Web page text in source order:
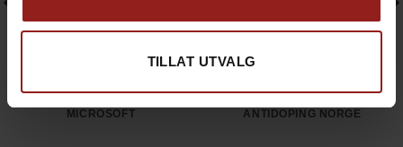
TILLAT UTVALG
MICROSOFT ANTIDOPING NORGE